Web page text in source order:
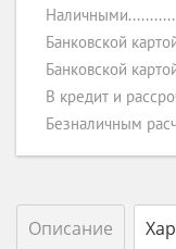
Наличными
Банковской
Банковской
В кредит и
Безналичным
Описание